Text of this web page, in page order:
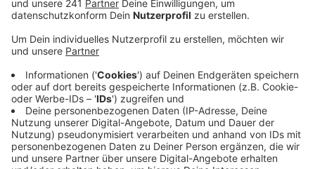
erwartet die Polizei am Nürburgring aber erst
Veröffentlicht:Donnerstag, 06.06.2024 17:55
Anzeige
Auf den Campingplätzen rund um das Festivalgelände
bauen die Besucher Zelte auf. Das Deutsche Rote